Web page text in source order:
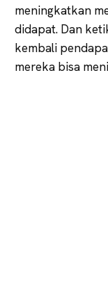
meningkatkan
didapat. Dan
kembali
mereka bisa